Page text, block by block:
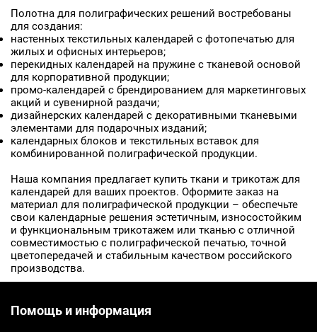
Полотна для полиграфических решений востребованы
для создания:
настенных текстильных календарей с фотопечатью для
жилых и офисных интерьеров;
перекидных календарей на пружине с тканевой основой
для корпоративной продукции;
промо-календарей с брендированием для маркетинговых
акций и сувенирной раздачи;
дизайнерских календарей с декоративными тканевыми
элементами для подарочных изданий;
календарных блоков и текстильных вставок для
комбинированной полиграфической продукции.
Наша компания предлагает купить ткани и трикотаж для
календарей для ваших проектов. Оформите заказ на
материал для полиграфической продукции – обеспечьте
свои календарные решения эстетичным, износостойким
и функциональным трикотажем или тканью с отличной
совместимостью с полиграфической печатью, точной
цветопередачей и стабильным качеством российского
производства.
Помощь и информация